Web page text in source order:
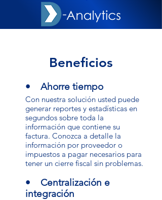
Beneficios
• Ahorre tiempo
Con nuestra solución usted puede
generar reportes y estadísticas en
segundos sobre toda la
información que contiene su
factura. Conozca a detalle la
información por proveedor o
impuestos a pagar necesarios para
tener un cierre fiscal sin problemas.
• Centralización e
integración